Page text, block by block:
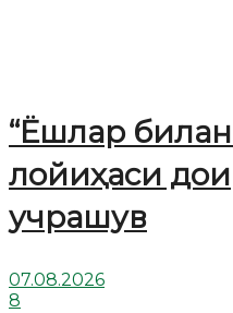
“Ёшлар
лойиҳаси
учрашув
07.08.2026
8